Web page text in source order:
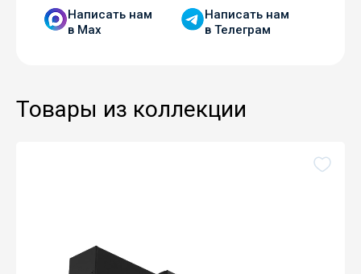
Написать нам
в Мax
Написать нам
в Телеграм
Товары из коллекции